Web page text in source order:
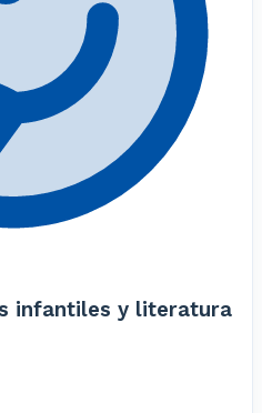
infantiles y literatura